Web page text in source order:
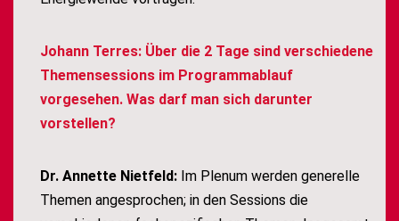
Johann Terres: Über die 2 Tage sind verschiedene
Themensessions im Programmablauf
vorgesehen. Was darf man sich darunter
vorstellen?
Dr. Annette Nietfeld: Im Plenum werden generelle
Themen angesprochen; in den Sessions die